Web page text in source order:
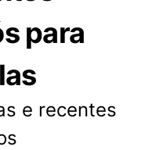
para
e recentes